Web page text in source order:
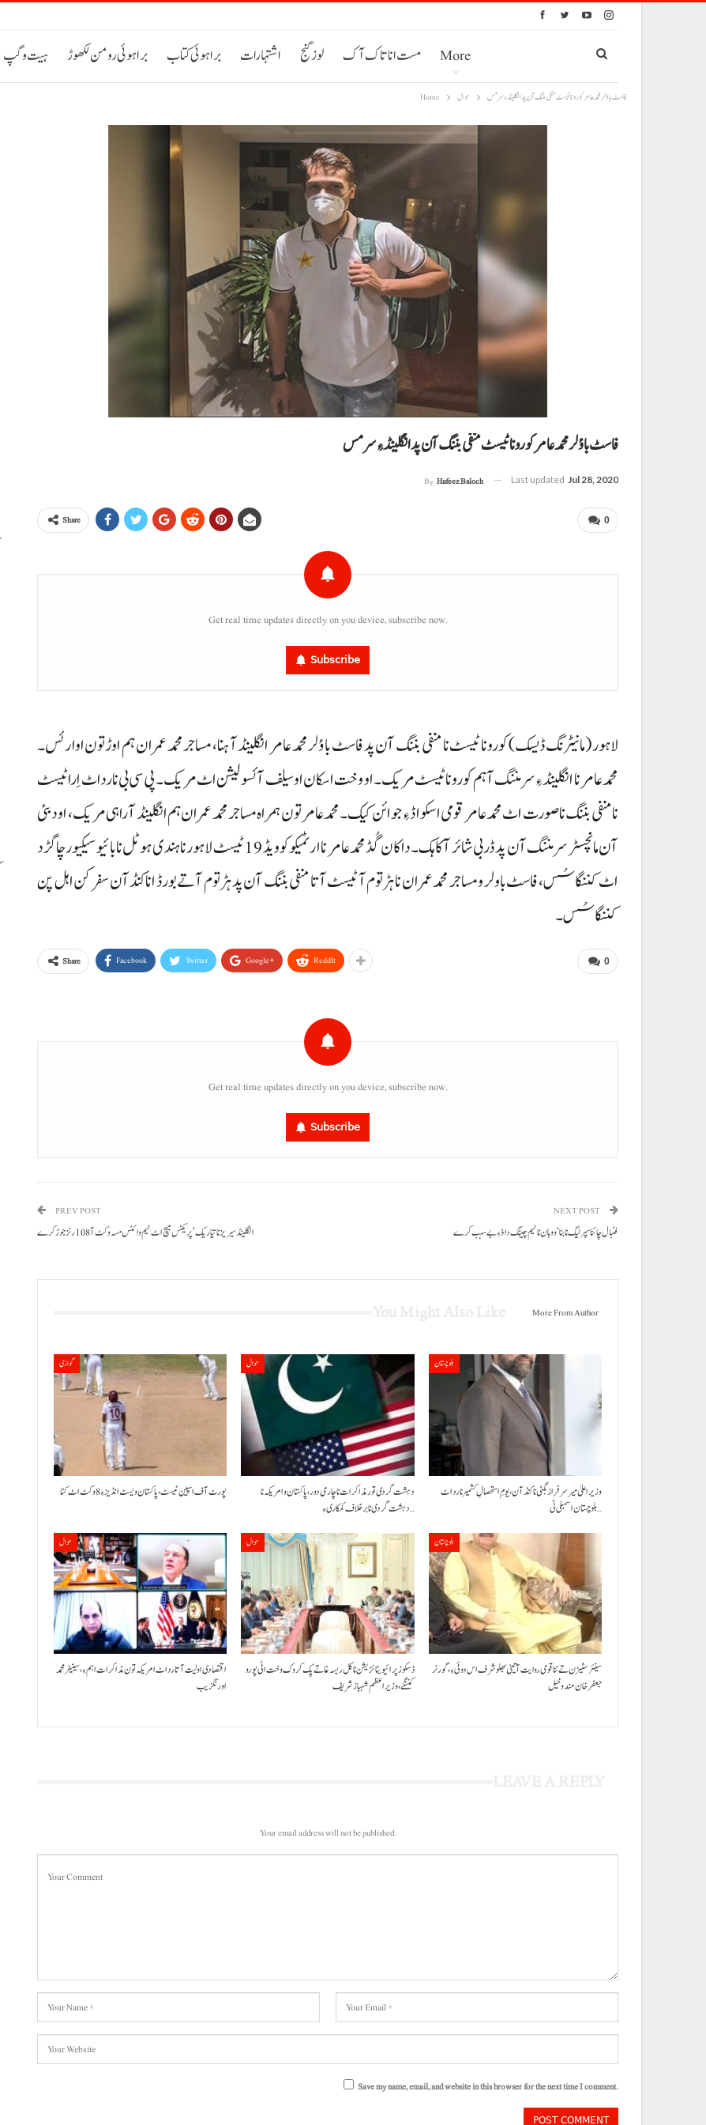
ہیت و گپ براہوئی رومن لکھوڑ براہوئی کتاب اشتہارات لوز گنج مست انا تاک آک More
Home حوال فاسٹ باؤلر محمد عامر کورونا ٹیسٹ منفی بننگ آن پد انگلینڈ ءِ سر مس
فاسٹ باؤلر محمد عامر کورونا ٹیسٹ منفی بننگ آن پد انگلینڈ ءِ سر مس
By Hafeez Baloch Last updated Jul 28, 2020
0
Share
Get real time updates directly on you device, subscribe now.
Subscribe
لاہور (مانیٹرنگ ڈیسک) کورونا ٹیسٹ نا منفی بننگ آن پد فاسٹ باؤلر محمد عامر انگلینڈ آ ہنا، مساجر محمد عمران ہم اوڑتون اوار ئس۔
محمد عامرنا انگلینڈ ءِ سرمننگ آ ہم کورونا ٹیسٹ مریک۔ او وخت اسکان او سیلف آئسولیشن اٹ مریک۔ پی سی بی نا رداٹ اِرا ٹیسٹ
نا منفی بننگ نا صورت اٹ محمد عامر قومی اسکواڈ ءِ جوائن کیک۔ محمدعامر تون ہمراہ مساجر محمد عمران ہم انگلینڈ آ راہی مریک، او دبئی
آن مانچسٹر سر مننگ آن پد ڈربی شائر آ کاہک۔ داکان گُڈ محمد عامر نا ارٹمیکو کوویڈ 19 ٹیسٹ لاہور نا ہندی ہوٹل نا بائیو سیکیور چاگڑد
اٹ کننگاسُس، فاسٹ باولر و مساجر محمد عمران نا ہڑتوم آ ٹیسٹ آتا منفی بننگ آن پد ہڑتوم آتے بورڈ انا کنڈآن سفر کن اہل پن
کننگاسُس۔
0
Share Facebook Twitter Google+ ReddIt
Get real time updates directly on you device, subscribe now.
Subscribe
PREV POST
انگلینڈ سیریز نا تیاریک‘ پریکٹس میچ اٹ ٹیم وائٹس مسہ وکٹ آ 108 رنز جوڑ کرے
NEXT POST
فٹبال چائنا سپر لیگ نا بنا‘ ووہان نا ٹیم چینگ داؤ ءِ بے سہب کرے
More From Author
گوازی
پورٹ آف اسپین ٹیسٹ،پاکستان ویسٹ انڈیز ءِ 8 وکٹ اٹ کٹا
حوال
دہشت گردی تور مذاکرات نا چارمی دور،پاکستان و امریکہ نا
دہشت گردی نا برخلاف کمکاری ءِ…
بلوچستان
وزیراعلیٰ میر سرفراز بگٹی نا کنڈ آن،یومِ استحصالِ کشمیر نا رد اٹ
بلوچستان اسمبلی ٹی…
حوال
اقتصادی اولیت آتا رد اٹ امریکہ تون مذاکرات اہم ءِ،سینیٹر محمد
اورنگزیب
حوال
ڈسکوز پرائیویٹائزیشن نا کل ریسہ غاتے پک کروک وخت اٹی پورو
کننگے ،وزیراعظم شہباز شریف
بلوچستان
سینئر سٹیزن تے ننا قومی روایت آتیٹی بھلو شرف اس دوئی ءِ،گورنر
جعفرخان مندوخیل
Your email address will not be published.
Save my name, email, and website in this browser for the next time I comment.